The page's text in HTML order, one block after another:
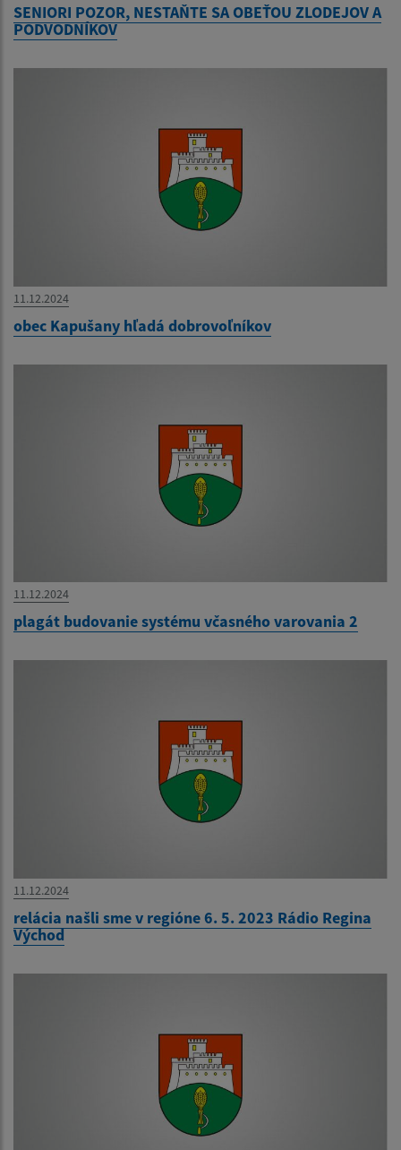
SENIORI POZOR, NESTAŇTE SA OBEŤOU ZLODEJOV A
PODVODNÍKOV
11.12.2024
obec Kapušany hľadá dobrovoľníkov
11.12.2024
plagát budovanie systému včasného varovania 2
11.12.2024
relácia našli sme v regióne 6. 5. 2023 Rádio Regina
Východ